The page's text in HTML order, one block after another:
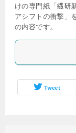
けの専門紙「繊研
アシフトの衝撃」
の内容です。
Tweet